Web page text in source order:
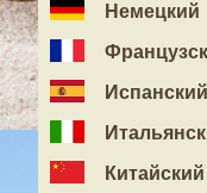
Немецкий
Испанский
Китайский